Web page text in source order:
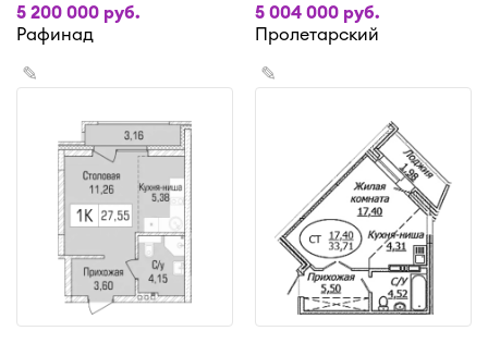
5 200 000 руб.
Рафинад
5 004 000 руб.
Пролетарский
✎ ✎